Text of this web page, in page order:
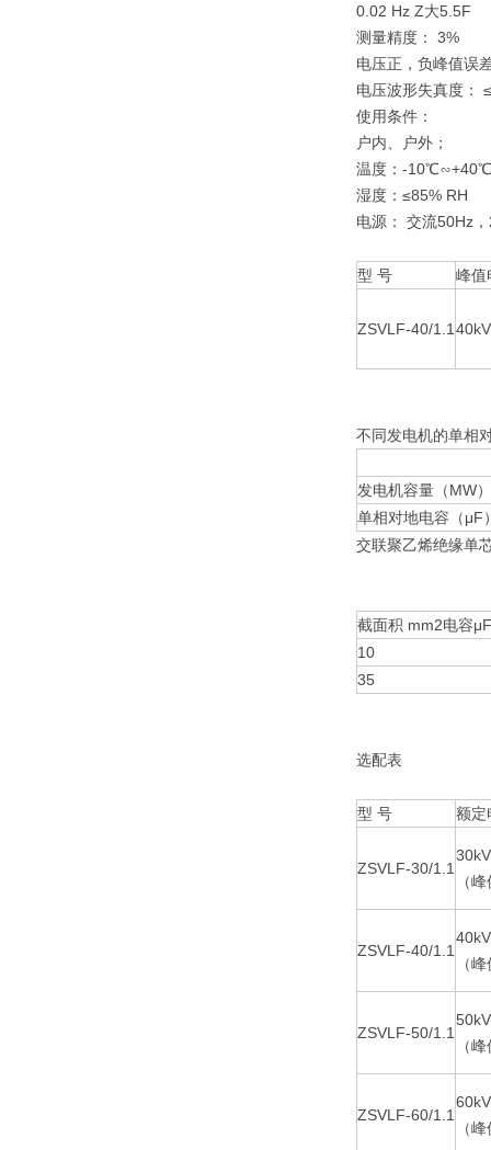
0.02 Hz Z大5.5F
测量精度： 3%
电压正，负峰值误
电压波形失真度：
使用条件：
户内、户外；
温度：-10℃∽+40℃
湿度：≤85% RH
电源： 交流50Hz
型 号 峰值
ZSVLF-40/1.1 40kV
不同发电机的单相
发电机容量（MW）
单相对地电容（μF
交联聚乙烯绝缘单
截面积 mm2电容
10
35
选配表
型 号 额定
ZSVLF-30/1.1
30kV
（
ZSVLF-40/1.1
40kV
（
ZSVLF-50/1.1
50kV
（
ZSVLF-60/1.1
60kV
（